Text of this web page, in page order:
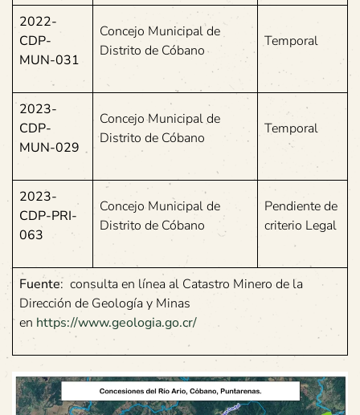
2022-
CDP-
MUN-031
Concejo Municipal de
Distrito de Cóbano
Temporal
2023-
CDP-
MUN-029
Concejo Municipal de
Distrito de Cóbano
Temporal
2023-
CDP-PRI-
063
Concejo Municipal de
Distrito de Cóbano
Pendiente de
criterio Legal
Fuente: consulta en línea al Catastro Minero de la
Dirección de Geología y Minas
en https://www.geologia.go.cr/